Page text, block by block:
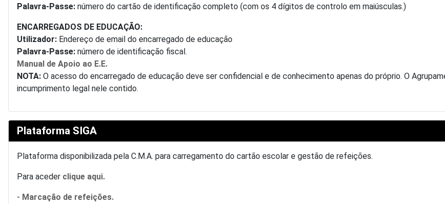
Palavra-Passe: número do cartão de identificação completo (com os 4 dígitos de controlo em maiúsculas.)
ENCARREGADOS DE EDUCAÇÃO:
Utilizador: Endereço de email do encarregado de educação
Palavra-Passe: número de identificação fiscal.
Manual de Apoio ao E.E.
NOTA: O acesso do encarregado de educação deve ser confidencial e de conhecimento apenas do próprio. O
incumprimento legal nele contido.
Plataforma SIGA
Plataforma disponibilizada pela C.M.A. para carregamento do cartão escolar e gestão de refeições.
Para aceder clique aqui.
- Marcação de refeições.